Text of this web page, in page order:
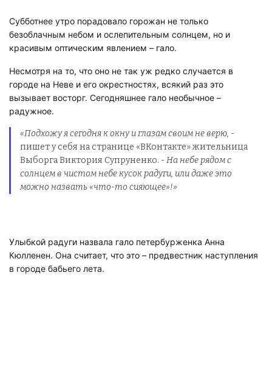
Субботнее утро порадовало горожан не только
безоблачным небом и ослепительным солнцем, но и
красивым оптическим явлением – гало.
Несмотря на то, что оно не так уж редко случается в
городе на Неве и его окрестностях, всякий раз это
вызывает восторг. Сегодняшнее гало необычное –
радужное.
«Подхожу я сегодня к окну и глазам своим не верю, -
пишет у себя на странице «ВКонтакте» жительница
Выборга Виктория Супруненко. -На небе рядом с
солнцем в чистом небе кусок радуги, или даже это
можно назвать «что-то сияющее»!»
Улыбкой радуги назвала гало петербурженка Анна
Кюлленен. Она считает, что это – предвестник наступления
в городе бабьего лета.